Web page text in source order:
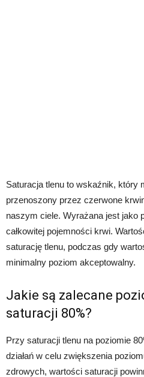
Saturacja tlenu to wskaźnik, który
przenoszony przez czerwone
naszym ciele. Wyrażana jest jako
całkowitej pojemności krwi.
saturację tlenu, podczas gdy
minimalny poziom akceptowalny.
Jakie są zalecane
saturacji 80%?
Przy saturacji tlenu na poziomie
działań w celu zwiększenia
zdrowych, wartości saturacji